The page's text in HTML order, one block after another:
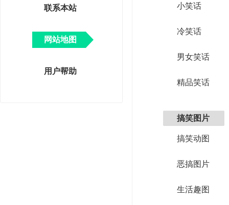
联系本站
网站地图
用户帮助
小笑话
冷笑话
男女笑话
精品笑话
搞笑图片
搞笑动图
恶搞图片
生活趣图